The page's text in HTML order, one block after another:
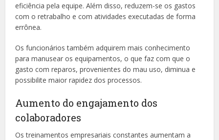
eficiência pela equipe. Além disso, reduzem-se os gastos
com o retrabalho e com atividades executadas de forma
errônea.
Os funcionários também adquirem mais conhecimento
para manusear os equipamentos, o que faz com que o
gasto com reparos, provenientes do mau uso, diminua e
possibilite maior rapidez dos processos.
Aumento do engajamento dos
colaboradores
Os treinamentos empresariais constantes aumentam a